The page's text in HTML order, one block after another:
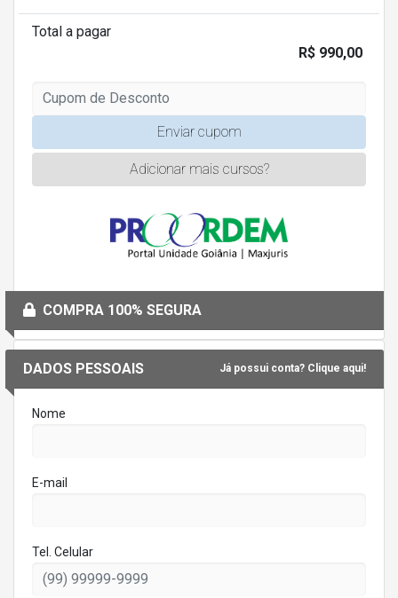
DADOS PESSOAIS Já possui conta? Clique aqui!
Nome
E-mail
Tel. Celular
Total a pagar
R$ 990,00
Enviar cupom
Adicionar mais cursos?
COMPRA 100% SEGURA